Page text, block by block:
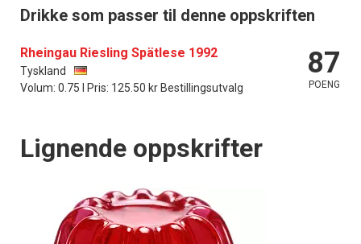
Drikke som passer til denne oppskriften
Rheingau Riesling Spätlese 1992
Tyskland
Volum: 0.75 l Pris: 125.50 kr Bestillingsutvalg
87
POENG
Lignende oppskrifter